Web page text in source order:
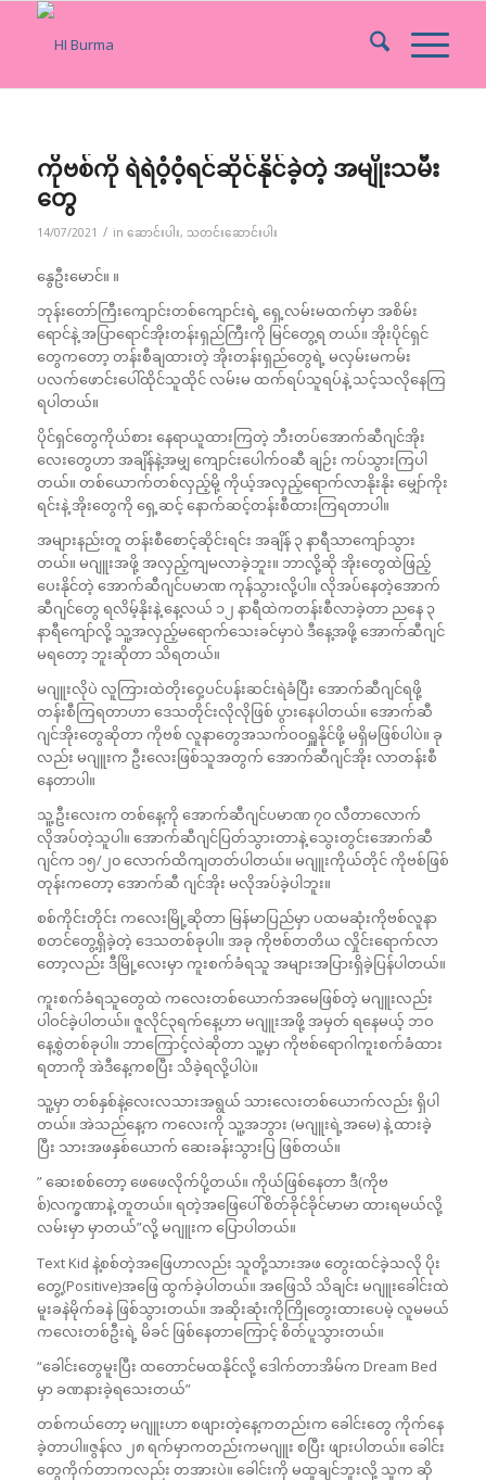
ကိုဗစ်ကို ရဲရဲဝံ့ဝံ့ရင်ဆိုင်နိုင်ခဲ့တဲ့ အမျိုးသမီး
တွေ
14/07/2021 / in ဆောင်းပါး, သတင်းဆောင်းပါး
နွေဦးမောင်။ ။
ဘုန်းတော်ကြီးကျောင်းတစ်ကျောင်းရဲ့ ရှေ့လမ်းမထက်မှာ အစိမ်း
ရောင်နဲ့ အပြာရောင်အိုးတန်းရှည်ကြီးကို မြင်တွေ့ရ တယ်။ အိုးပိုင်ရှင်
တွေကတော့ တန်းစီချထားတဲ့ အိုးတန်းရှည်တွေရဲ့ မလှမ်းမကမ်း
ပလက်ဖောင်းပေါ်ထိုင်သူထိုင် လမ်းမ ထက်ရပ်သူရပ်နဲ့ သင့်သလိုနေကြ
ရပါတယ်။
ပိုင်ရှင်တွေကိုယ်စား နေရာယူထားကြတဲ့ ဘီးတပ်အောက်ဆီဂျင်အိုး
လေးတွေဟာ အချိန်နဲ့အမျှ ကျောင်းပေါက်ဝဆီ ချဉ်း ကပ်သွားကြပါ
တယ်။ တစ်ယောက်တစ်လှည့်မို့ ကိုယ့်အလှည့်ရောက်လာနိုးနိုး မျှော်ကိုး
ရင်းနဲ့ အိုးတွေကို ရှေ့ဆင့် နောက်ဆင့်တန်းစီထားကြရတာပါ။
အများနည်းတူ တန်းစီစောင့်ဆိုင်းရင်း အချိန် ၃ နာရီသာကျော်သွား
တယ်။ မဂျူးအဖို့ အလှည့်ကျမလာခဲ့ဘူး။ ဘာလို့ဆို အိုးတွေထဲဖြည့်
ပေးနိုင်တဲ့ အောက်ဆီဂျင်ပမာဏ ကုန်သွားလို့ပါ။ လိုအပ်နေတဲ့အောက်
ဆီဂျင်တွေ ရလိမ့်နိုးနဲ့ နေ့လယ် ၁၂ နာရီထဲကတန်းစီလာခဲ့တာ ညနေ ၃
နာရီကျော်လို့ သူ့အလှည့်မရောက်သေးခင်မှာပဲ ဒီနေ့အဖို့ အောက်ဆီဂျင်
မရတော့ ဘူးဆိုတာ သိရတယ်။
မဂျူးလိုပဲ လူကြားထဲတိုးဝှေ့ပင်ပန်းဆင်းရဲခံပြီး အောက်ဆီဂျင်ရဖို့
တန်းစီကြရတာဟာ ဒေသတိုင်းလိုလိုဖြစ် ပွားနေပါတယ်။ အောက်ဆီ
ဂျင်အိုးတွေဆိုတာ ကိုဗစ် လူနာတွေအသက်ဝဝရှူနိုင်ဖို့ မရှိမဖြစ်ပါပဲ။ ခု
လည်း မဂျူးက ဦးလေးဖြစ်သူအတွက် အောက်ဆီဂျင်အိုး လာတန်းစီ
နေတာပါ။
သူ့ဦးလေးက တစ်နေ့ကို အောက်ဆီဂျင်ပမာဏ ၇၀ လီတာလောက်
လိုအပ်တဲ့သူပါ။ အောက်ဆီဂျင်ပြတ်သွားတာနဲ့ သွေးတွင်းအောက်ဆီ
ဂျင်က ၁၅/၂၀ လောက်ထိကျတတ်ပါတယ်။ မဂျူးကိုယ်တိုင် ကိုဗစ်ဖြစ်
တုန်းကတော့ အောက်ဆီ ဂျင်အိုး မလိုအပ်ခဲ့ပါဘူး။
စစ်ကိုင်းတိုင်း ကလေးမြို့ဆိုတာ မြန်မာပြည်မှာ ပထမဆုံးကိုဗစ်လူနာ
စတင်တွေ့ရှိခဲ့တဲ့ ဒေသတစ်ခုပါ။ အခု ကိုဗစ်တတိယ လှိုင်းရောက်လာ
တော့လည်း ဒီမြို့လေးမှာ ကူးစက်ခံရသူ အများအပြားရှိခဲ့ပြန်ပါတယ်။
ကူးစက်ခံရသူတွေထဲ ကလေးတစ်ယောက်အမေဖြစ်တဲ့ မဂျူးလည်း
ပါဝင်ခဲ့ပါတယ်။ ဇူလိုင်၃ရက်နေ့ဟာ မဂျူးအဖို့ အမှတ် ရနေမယ့် ဘဝ
နေ့စွဲတစ်ခုပါ။ ဘာကြောင့်လဲဆိုတာ သူ့မှာ ကိုဗစ်ရောဂါကူးစက်ခံထား
ရတာကို အဲဒီနေ့ကစပြီး သိခဲ့ရလို့ပါပဲ။
သူ့မှာ တစ်နှစ်နဲ့လေးလသားအရွယ် သားလေးတစ်ယောက်လည်း ရှိပါ
တယ်။ အဲသည်နေ့က ကလေးကို သူ့အဘွား (မဂျူးရဲ့အမေ) နဲ့ ထားခဲ့
ပြီး သားအဖနှစ်ယောက် ဆေးခန်းသွားပြ ဖြစ်တယ်။
” ဆေးစစ်တော့ ဖေဖေလိုက်ပို့တယ်။ ကိုယ်ဖြစ်နေတာ ဒီ(ကိုဗ
စ်)လက္ခဏာနဲ့ တူတယ်။ ရတဲ့အဖြေပေါ် စိတ်ခိုင်ခိုင်မာမာ ထားရမယ်လို့
လမ်းမှာ မှာတယ်”လို့ မဂျူးက ပြောပါတယ်။
Text Kid နဲ့စစ်တဲ့အဖြေဟာလည်း သူတို့သားအဖ တွေးထင်ခဲ့သလို ပိုး
တွေ့(Positive)အဖြေ ထွက်ခဲ့ပါတယ်။ အဖြေသိ သိချင်း မဂျူးခေါင်းထဲ
မူးခနဲမိုက်ခနဲ ဖြစ်သွားတယ်။ အဆိုးဆုံးကိုကြိုတွေးထားပေမဲ့ လူမမယ်
ကလေးတစ်ဦးရဲ့ မိခင် ဖြစ်နေတာကြောင့် စိတ်ပူသွားတယ်။
“ခေါင်းတွေမူးပြီး ထတောင်မထနိုင်လို့ ဒေါက်တာအိမ်က Dream Bed
မှာ ခဏနားခဲ့ရသေးတယ်”
တစ်ကယ်တော့ မဂျူးဟာ စဖျားတဲ့နေ့ကတည်းက ခေါင်းတွေ ကိုက်နေ
ခဲ့တာပါ။ဇွန်လ ၂၈ ရက်မှာကတည်းကမဂျူး စပြီး ဖျားပါတယ်။ ခေါင်း
တွေကိုက်တာကလည်း တအားပဲ။ ခေါင်းကို မထူချင်ဘူးလို့ သူက ဆို